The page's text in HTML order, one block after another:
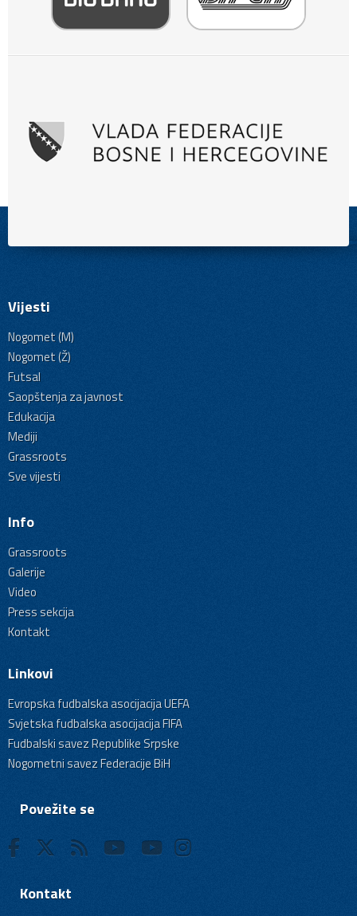
Vijesti
Nogomet (M)
Nogomet (Ž)
Futsal
Saopštenja za javnost
Edukacija
Mediji
Grassroots
Sve vijesti
Info
Grassroots
Galerije
Video
Press sekcija
Kontakt
Linkovi
Evropska fudbalska asocijacija UEFA
Svjetska fudbalska asocijacija FIFA
Fudbalski savez Republike Srpske
Nogometni savez Federacije BiH
Povežite se
Kontakt